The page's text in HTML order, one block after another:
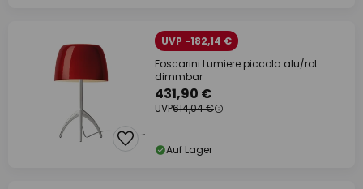
UVP -182,14 €
Foscarini Lumiere piccola alu/rot
dimmbar
431,90 €
UVP614,04 €
Auf Lager